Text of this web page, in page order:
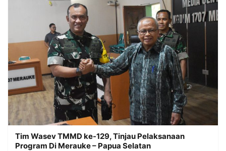
Tim Wasev TMMD ke-129, Tinjau Pelaksanaan
Program Di Merauke – Papua Selatan